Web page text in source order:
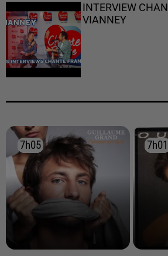
INTERVIEW
VIANNEY
7h05
7h05 7h01
7h01